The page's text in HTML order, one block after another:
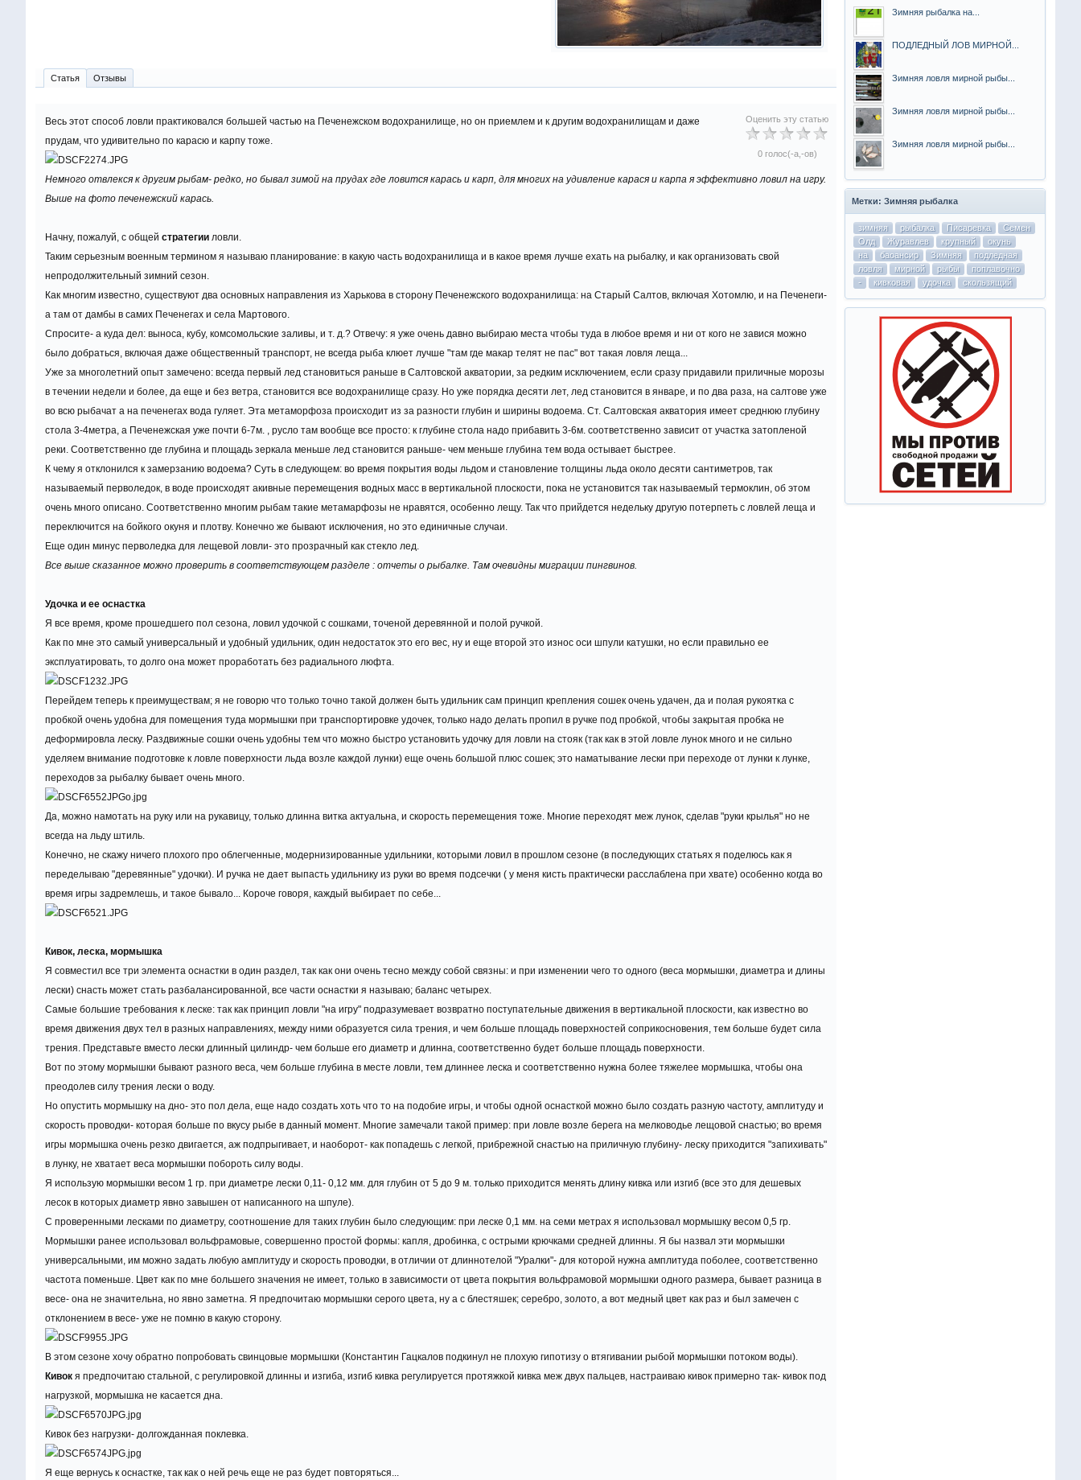
Статья Отзывы
Оценить эту статью
0 голос(-а,-ов)
Весь этот способ ловли практиковался большей частью на Печенежском водохранилище, но он приемлем и к другим водохранилищам и даже
прудам, что удивительно по карасю и карпу тоже.
Немного отвлекся к другим рыбам- редко, но бывал зимой на прудах где ловится карась и карп, для многих на удивление карася и карпа я эффективно ловил на игру.
Выше на фото печенежский карась.
Начну, пожалуй, с общей стратегии ловли.
Таким серьезным военным термином я называю планирование: в какую часть водохранилища и в какое время лучше ехать на рыбалку, и как организовать свой
непродолжительный зимний сезон.
Как многим известно, существуют два основных направления из Харькова в сторону Печенежского водохранилища: на Старый Салтов, включая Хотомлю, и на Печенеги-
а там от дамбы в самих Печенегах и села Мартового.
Спросите- а куда дел: выноса, кубу, комсомольские заливы, и т. д.? Отвечу: я уже очень давно выбираю места чтобы туда в любое время и ни от кого не завися можно
было добраться, включая даже общественный транспорт, не всегда рыба клюет лучше "там где макар телят не пас" вот такая ловля леща...
Уже за многолетний опыт замечено: всегда первый лед становиться раньше в Салтовской акватории, за редким исключением, если сразу придавили приличные морозы
в течении недели и более, да еще и без ветра, становится все водохранилище сразу. Но уже порядка десяти лет, лед становится в январе, и по два раза, на салтове уже
во всю рыбачат а на печенегах вода гуляет. Эта метаморфоза происходит из за разности глубин и ширины водоема. Ст. Салтовская акватория имеет среднюю глубину
стола 3-4метра, а Печенежская уже почти 6-7м. , русло там вообще все просто: к глубине стола надо прибавить 3-6м. соответственно зависит от участка затопленой
реки. Соответственно где глубина и площадь зеркала меньше лед становится раньше- чем меньше глубина тем вода остывает быстрее.
К чему я отклонился к замерзанию водоема? Суть в следующем: во время покрытия воды льдом и становление толщины льда около десяти сантиметров, так
называемый перволедок, в воде происходят акивные перемещения водных масс в вертикальной плоскости, пока не установится так называемый термоклин, об этом
очень много описано. Соответственно многим рыбам такие метамарфозы не нравятся, особенно лещу. Так что прийдется недельку другую потерпеть с ловлей леща и
переключится на бойкого окуня и плотву. Конечно же бывают исключения, но это единичные случаи.
Еще один минус перволедка для лещевой ловли- это прозрачный как стекло лед.
Все выше сказанное можно проверить в соответствующем разделе : отчеты о рыбалке. Там очевидны миграции пингвинов.
Удочка и ее оснастка
Я все время, кроме прошедшего пол сезона, ловил удочкой с сошками, точеной деревянной и полой ручкой.
Как по мне это самый универсальный и удобный удильник, один недостаток это его вес, ну и еще второй это износ оси шпули катушки, но если правильно ее
эксплуатировать, то долго она может проработать без радиального люфта.
Перейдем теперь к преимуществам; я не говорю что только точно такой должен быть удильник сам принцип крепления сошек очень удачен, да и полая рукоятка с
пробкой очень удобна для помещения туда мормышки при транспортировке удочек, только надо делать пропил в ручке под пробкой, чтобы закрытая пробка не
деформировла леску. Раздвижные сошки очень удобны тем что можно быстро установить удочку для ловли на стояк (так как в этой ловле лунок много и не сильно
уделяем внимание подготовке к ловле поверхности льда возле каждой лунки) еще очень большой плюс сошек; это наматывание лески при переходе от лунки к лунке,
переходов за рыбалку бывает очень много.
Да, можно намотать на руку или на рукавицу, только длинна витка актуальна, и скорость перемещения тоже. Многие переходят меж лунок, сделав "руки крылья" но не
всегда на льду штиль.
Конечно, не скажу ничего плохого про облегченные, модернизированные удильники, которыми ловил в прошлом сезоне (в последующих статьях я поделюсь как я
переделываю "деревянные" удочки). И ручка не дает выпасть удильнику из руки во время подсечки ( у меня кисть практически расслаблена при хвате) особенно когда во
время игры задремлешь, и такое бывало... Короче говоря, каждый выбирает по себе...
Кивок, леска, мормышка
Я совместил все три элемента оснастки в один раздел, так как они очень тесно между собой связны: и при изменении чего то одного (веса мормышки, диаметра и длины
лески) снасть может стать разбалансированной, все части оснастки я называю; баланс четырех.
Самые большие требования к леске: так как принцип ловли "на игру" подразумевает возвратно поступательные движения в вертикальной плоскости, как известно во
время движения двух тел в разных направлениях, между ними образуется сила трения, и чем больше площадь поверхностей соприкосновения, тем больше будет сила
трения. Представьте вместо лески длинный цилиндр- чем больше его диаметр и длинна, соответственно будет больше площадь поверхности.
Вот по этому мормышки бывают разного веса, чем больше глубина в месте ловли, тем длиннее леска и соответственно нужна более тяжелее мормышка, чтобы она
преодолев силу трения лески о воду.
Но опустить мормышку на дно- это пол дела, еще надо создать хоть что то на подобие игры, и чтобы одной оснасткой можно было создать разную частоту, амплитуду и
скорость проводки- которая больше по вкусу рыбе в данный момент. Многие замечали такой пример: при ловле возле берега на мелководье лещовой снастью; во время
игры мормышка очень резко двигается, аж подпрыгивает, и наоборот- как попадешь с легкой, прибрежной снастью на приличную глубину- леску приходится "запихивать"
в лунку, не хватает веса мормышки побороть силу воды.
Я использую мормышки весом 1 гр. при диаметре лески 0,11- 0,12 мм. для глубин от 5 до 9 м. только приходится менять длину кивка или изгиб (все это для дешевых
лесок в которых диаметр явно завышен от написанного на шпуле).
С проверенными лесками по диаметру, соотношение для таких глубин было следующим: при леске 0,1 мм. на семи метрах я использовал мормышку весом 0,5 гр.
Мормышки ранее использовал вольфрамовые, совершенно простой формы: капля, дробинка, с острыми крючками средней длинны. Я бы назвал эти мормышки
универсальными, им можно задать любую амплитуду и скорость проводки, в отличии от длиннотелой "Уралки"- для которой нужна амплитуда поболее, соответственно
частота поменьше. Цвет как по мне большего значения не имеет, только в зависимости от цвета покрытия вольфрамовой мормышки одного размера, бывает разница в
весе- она не значительна, но явно заметна. Я предпочитаю мормышки серого цвета, ну а с блестяшек; серебро, золото, а вот медный цвет как раз и был замечен с
отклонением в весе- уже не помню в какую сторону.
В этом сезоне хочу обратно попробовать свинцовые мормышки (Константин Гацкалов подкинул не плохую гипотизу о втягивании рыбой мормышки потоком воды).
Кивок я предпочитаю стальной, с регулировкой длинны и изгиба, изгиб кивка регулируется протяжкой кивка меж двух пальцев, настраиваю кивок примерно так- кивок под
нагрузкой, мормышка не касается дна.
Кивок без нагрузки- долгожданная поклевка.
Я еще вернусь к оснастке, так как о ней речь еще не раз будет повторяться...
Зимняя рыбалка на...
ПОДЛЕДНЫЙ ЛОВ МИРНОЙ...
Зимняя ловля мирной рыбы...
Зимняя ловля мирной рыбы...
Зимняя ловля мирной рыбы...
Метки: Зимняя рыбалка
зимняя рыбалка Писаревка
Семен
Олд
Журавлев крупный
окунь
на
баоансир Зимняя
подледная
ловля
мирной рыбы
поплавочно
-
кивковая удочка скользящий